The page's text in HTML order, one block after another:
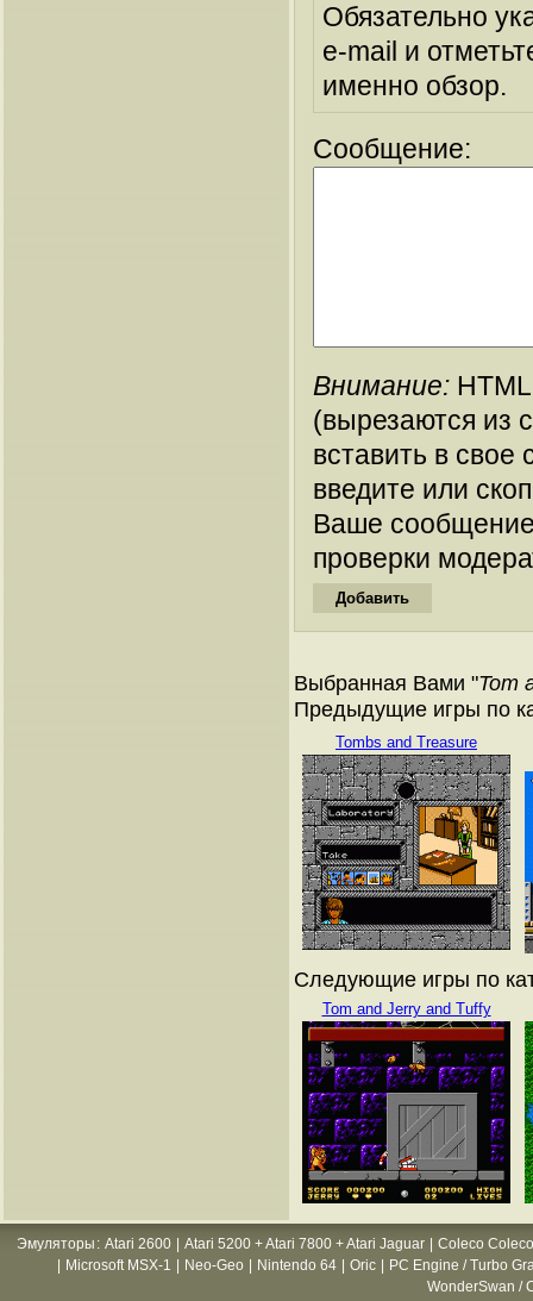
Обязательно
e-mail и
именно обзор.
Сообщение:
Внимание:
(вырезаются из
вставить в
введите или
Ваше
проверки
Выбранная Вами "Tom
Предыдущие игры по
Tombs and Treasure
Следующие игры по
Tom and Jerry and Tuffy
Эмуляторы : Atari 2600 Atari 5200 + Atari 7800 + Atari Jaguar
Coleco
Microsoft MSX-1 Neo-Geo Nintendo 64 Oric
PC Engine / Turbo
WonderSwan /